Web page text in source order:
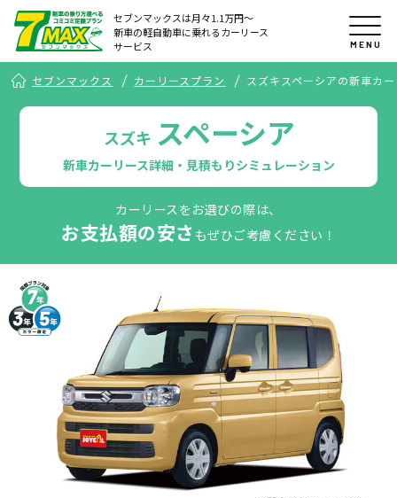
セブンマックスは月々1.1万円〜
新車の軽自動車に乗れるカーリース
サービス
MENU
セブンマックス カーリースプラン スズキスペーシアの新車カ
スズキ スペーシア
新車カーリース詳細・見積もりシミュレーション
カーリースをお選びの際は、
お支払額の安さ もぜひご考慮ください！